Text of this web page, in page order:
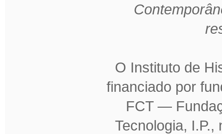
O Instituto de
financiado por
FCT —
Tecnologia,